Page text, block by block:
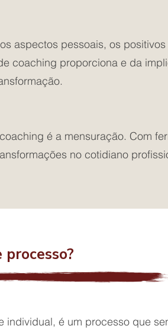
aspectos pessoais, os
coaching proporciona e da
é a mensuração. Com
no cotidiano
individual, é um processo que